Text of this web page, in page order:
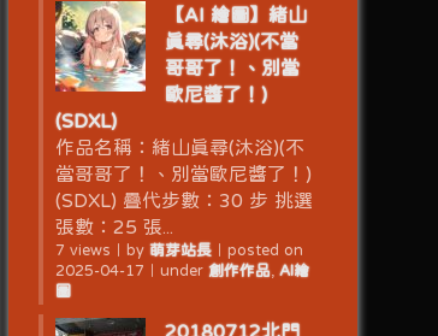
【AI 繪圖】緒山
真尋(沐浴)(不當
哥哥了！、別當
歐尼醬了！)
(SDXL)
作品名稱：緒山真尋(沐浴)(不
當哥哥了！、別當歐尼醬了！)
(SDXL) 疊代步數：30 步 挑選
張數：25 張...
7 views by 萌芽站長｜ posted on
2025-04-17
under 創作作品, AI繪
圖
20180712北門